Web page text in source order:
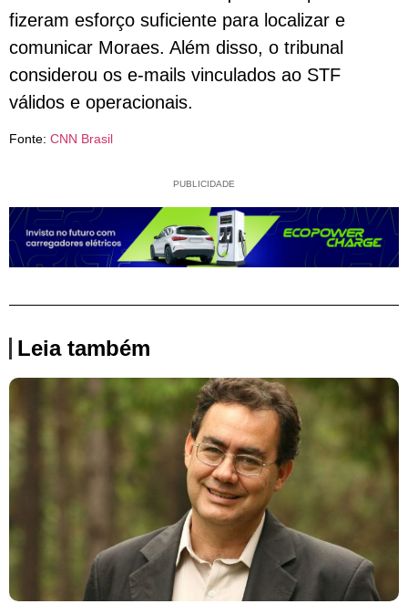
fizeram esforço suficiente para localizar e
comunicar Moraes. Além disso, o tribunal
considerou os e-mails vinculados ao STF
válidos e operacionais.
Fonte: CNN Brasil
PUBLICIDADE
Leia também